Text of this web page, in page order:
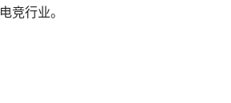
竞行业。